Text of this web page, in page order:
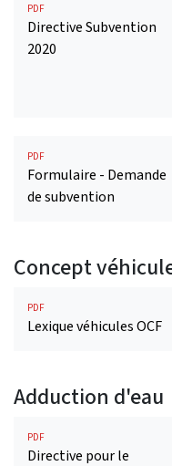
PDF
Directive Subvention
2020
PDF
Formulaire - Demande
de subvention
Concept
PDF
Lexique véhicules OCF
Adduction d'eau
PDF
Directive pour le